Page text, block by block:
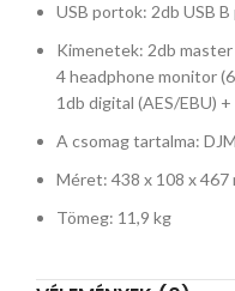
USB portok: 2db USB
Kimenetek: 2db master
4 headphone monitor
1db digital (AES/EBU)
A csomag tartalma:
Méret: 438 x 108 x 467
Tömeg: 11,9 kg